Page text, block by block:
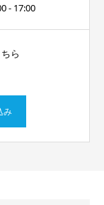
- 17:00
ら
み